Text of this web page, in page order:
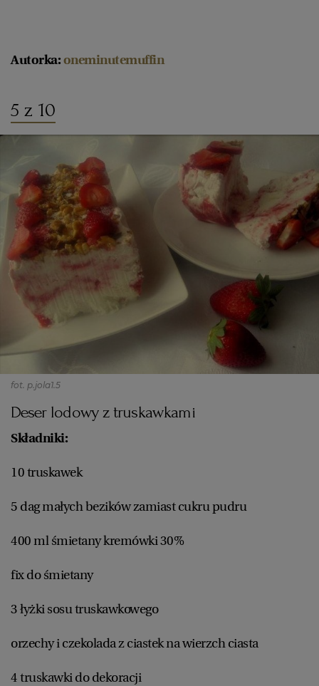
Autorka:oneminutemuffin
5 z 10
fot. p.jola1.5
Deser lodowy z truskawkami
Składniki:
10 truskawek
5 dag małych bezików zamiast cukru pudru
400 ml śmietany kremówki 30%
fix do śmietany
3 łyżki sosu truskawkowego
orzechy i czekolada z ciastek na wierzch ciasta
4 truskawki do dekoracji